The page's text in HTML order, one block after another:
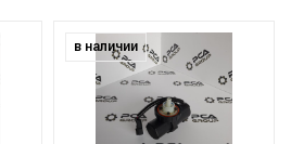
в наличии